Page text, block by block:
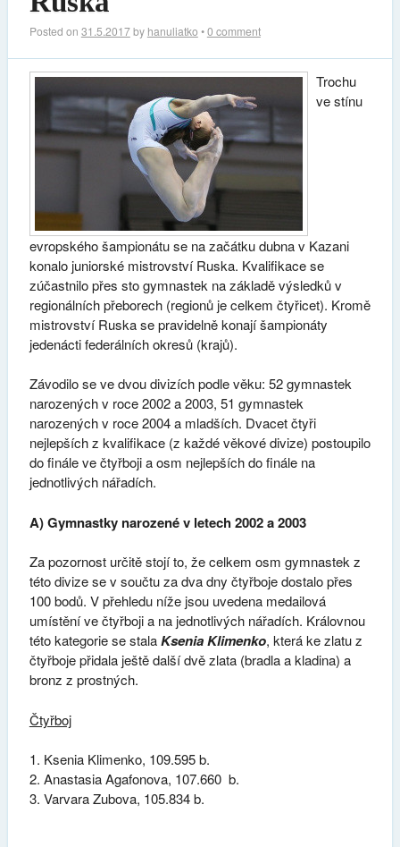
Posted on 31.5.2017by hanuliatko •0 comment
Trochu
ve stínu
evropského šampionátu se na začátku dubna v Kazani
konalo juniorské mistrovství Ruska. Kvalifikace se
zúčastnilo přes sto gymnastek na základě výsledků v
regionálních přeborech (regionů je celkem čtyřicet). Kromě
mistrovství Ruska se pravidelně konají šampionáty
jedenácti federálních okresů (krajů).
Závodilo se ve dvou divizích podle věku: 52 gymnastek
narozených v roce 2002 a 2003, 51 gymnastek
narozených v roce 2004 a mladších. Dvacet čtyři
nejlepších z kvalifikace (z každé věkové divize) postoupilo
do finále ve čtyřboji a osm nejlepších do finále na
jednotlivých nářadích.
A) Gymnastky narozené v letech 2002 a 2003
Za pozornost určitě stojí to, že celkem osm gymnastek z
této divize se v součtu za dva dny čtyřboje dostalo přes
100 bodů. V přehledu níže jsou uvedena medailová
umístění ve čtyřboji a na jednotlivých nářadích. Královnou
této kategorie se stalaKsenia Klimenko, která ke zlatu z
čtyřboje přidala ještě další dvě zlata (bradla a kladina) a
bronz z prostných.
Čtyřboj
Ksenia Klimenko, 109.595 b.
2. Anastasia Agafonova, 107.660 b.
3. Varvara Zubova, 105.834 b.